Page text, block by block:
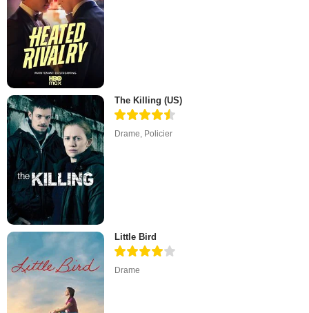
The Killing (US)
Drame, Policier
Little Bird
Drame